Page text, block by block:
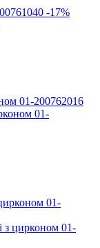
-17%
01-
з цирконом 01-